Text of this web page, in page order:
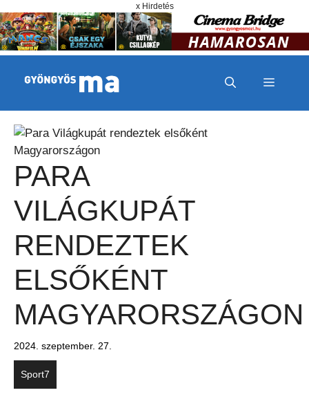
x Hirdetés
MENÜ
PARA
VILÁGKUPÁT
RENDEZTEK
ELSŐKÉNT
MAGYARORSZÁGON
2024. szeptember. 27.
Sport7